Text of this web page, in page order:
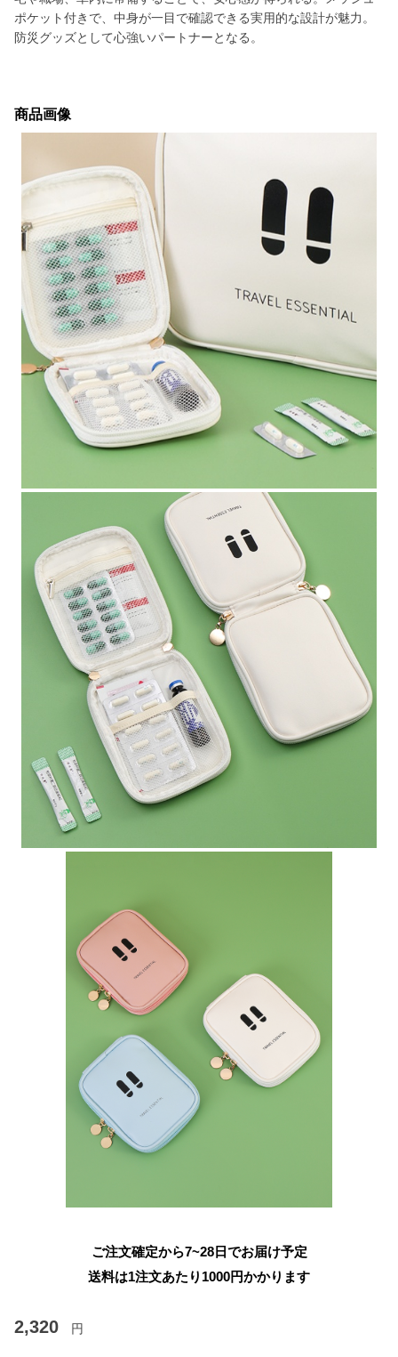
ポケット付きで、中身が一目で確認できる実用的な設計が魅力。
防災グッズとして心強いパートナーとなる。
商品画像
ご注文確定から7~28日でお届け予定
送料は1注文あたり 1000円かかります
2,320 円